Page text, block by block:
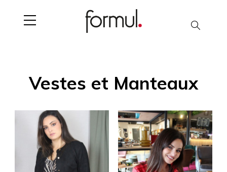
Search
Vestes et Manteaux